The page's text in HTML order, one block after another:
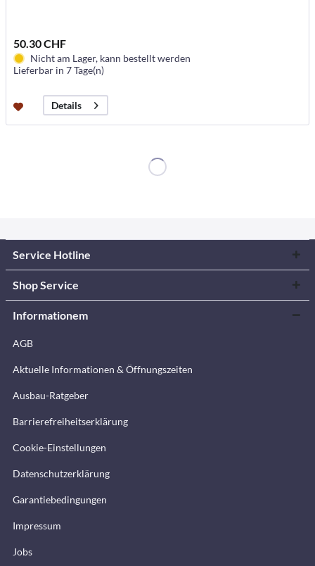
50.30 CHF
Nicht am Lager, kann bestellt werden
Lieferbar in 7 Tage(n)
Details
Service Hotline
Shop Service
Informationem
AGB
Aktuelle Informationen & Öffnungszeiten
Ausbau-Ratgeber
Barrierefreiheitserklärung
Cookie-Einstellungen
Datenschutzerklärung
Garantiebedingungen
Impressum
Jobs